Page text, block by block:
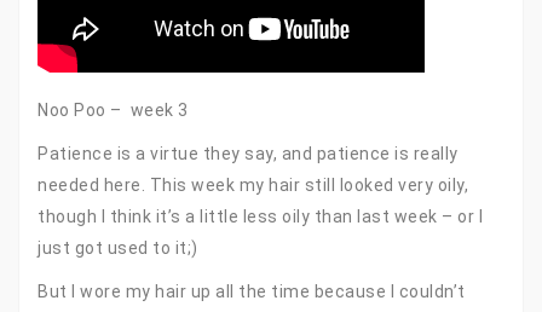
Noo Poo – week 3
Patience is a virtue they say, and patience is really
needed here. This week my hair still looked very oily,
though I think it’s a little less oily than last week – or I
just got used to it;)
But I wore my hair up all the time because I couldn’t